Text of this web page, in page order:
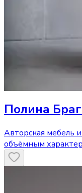
Полина
Авторская мебель
объёмным